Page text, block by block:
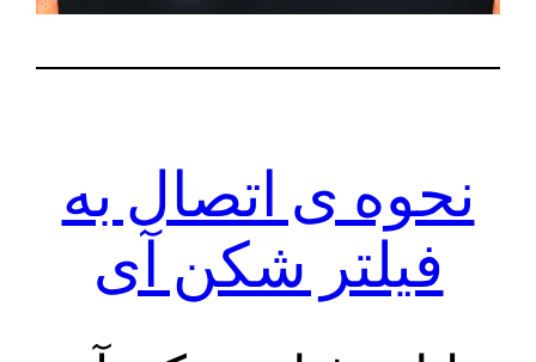
نحوه ی اتصال به
فیلتر شکن آی